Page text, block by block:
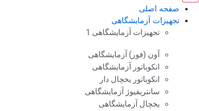
صفحه اصلی
تجهیزات آزمایشگاهی
تجهیزات آزمایشگاهی 1
آون (فور) آزمایشگاهی
انکوباتور آزمایشگاهی
انکوباتور یخچال دار
سانتریفیوژ آزمایشگاهی
یخچال آزمایشگاهی